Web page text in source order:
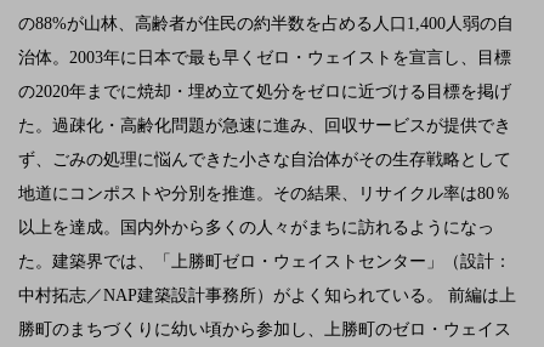
の88%が山林、高齢者が住民の約半数を占める人口1,400人弱の自
治体。2003年に日本で最も早くゼロ・ウェイストを宣言し、目標
の2020年までに焼却・埋め立て処分をゼロに近づける目標を掲げ
た。過疎化・高齢化問題が急速に進み、回収サービスが提供でき
ず、ごみの処理に悩んできた小さな自治体がその生存戦略として
地道にコンポストや分別を推進。その結果、リサイクル率は80％
以上を達成。国内外から多くの人々がまちに訪れるようになっ
た。建築界では、「上勝町ゼロ・ウェイストセンター」（設計：
中村拓志／NAP建築設計事務所）がよく知られている。 前編は上
勝町のまちづくりに幼い頃から参加し、上勝町のゼロ・ウェイス